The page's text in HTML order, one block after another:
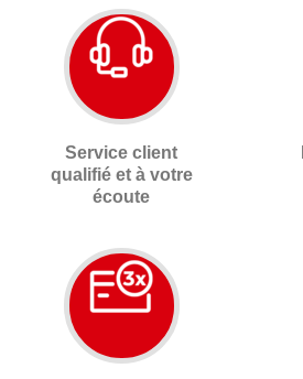
Service client
qualifié et à votre
écoute